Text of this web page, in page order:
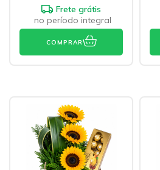
Frete grátis
no período integral
COMPRAR